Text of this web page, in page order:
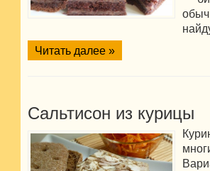
Читать далее »
Сальтисон из курицы